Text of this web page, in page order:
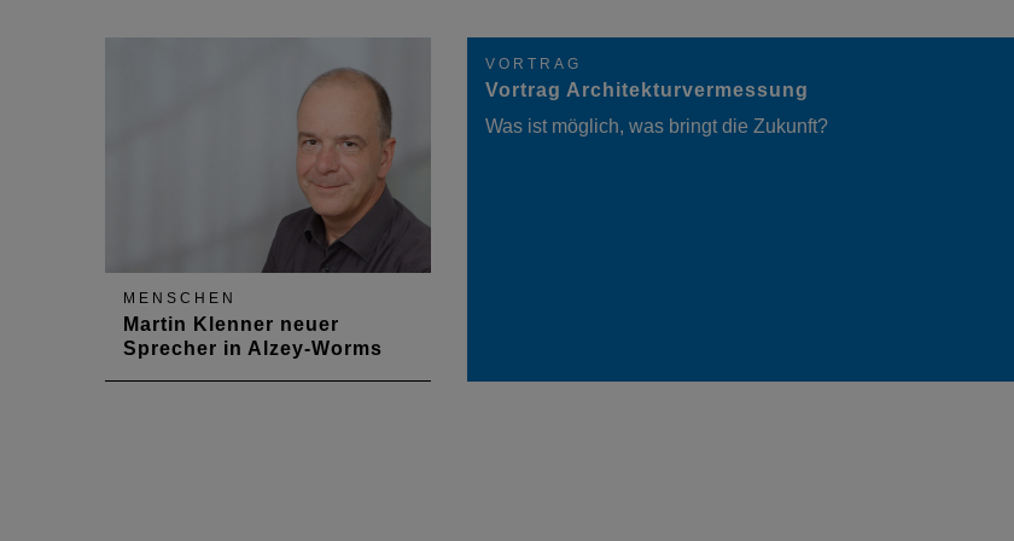
MENSCHEN
Martin Klenner neuer
Sprecher in Alzey-Worms
VORTRAG
Vortrag Architekturvermessung
Was ist möglich, was bringt die Zukunft?